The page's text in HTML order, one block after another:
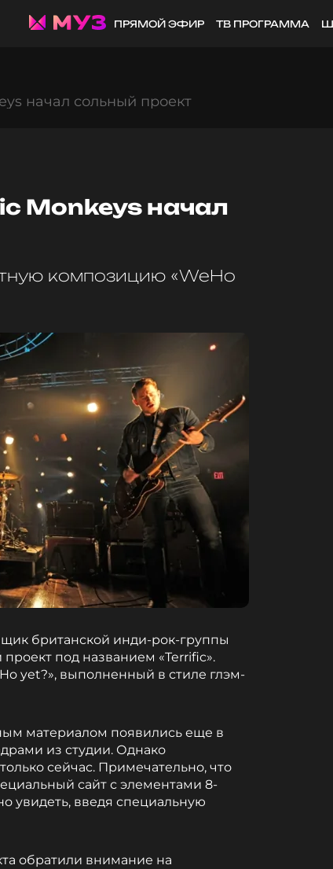
ПРЯМОЙ ЭФИР ТВ ПРОГРАММА
начал сольный проект
Monkeys начал
композицию «WeHo
британской инди-рок-группы
под названием «Terrific».
yet?», выполненный в стиле глэм-
материалом появились еще в
из студии. Однако
сейчас. Примечательно, что
сайт с элементами 8-
увидеть, введя специальную
обратили внимание на